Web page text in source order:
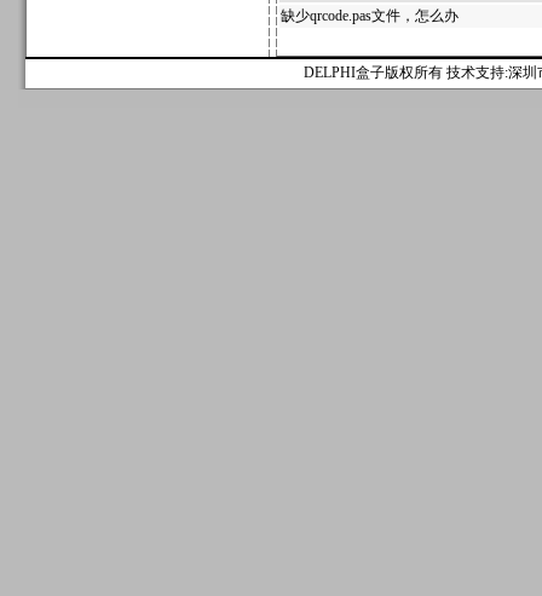
缺少qrcode.pas文件，怎么办
DELPHI盒子版权所有 技术支持:深